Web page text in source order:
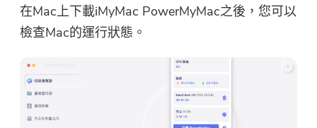
在Mac上下載iMyMac PowerMyMac之後，您可以
檢查Mac的運行狀態。